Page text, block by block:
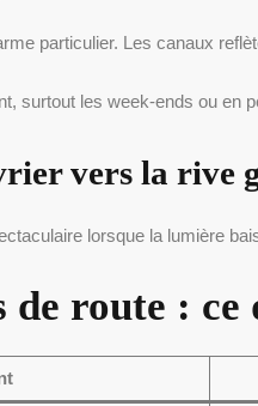
particulier. Les canaux
surtout les week-ends ou en
vers la rive
lorsque la lumière
de route :